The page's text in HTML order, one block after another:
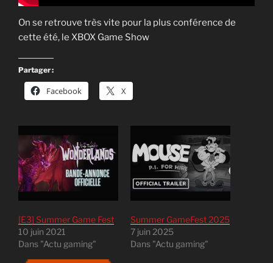
On se retrouve très vite pour la plus conférence de
cette été, le XBOX Game Show
Partager :
Facebook X
[E3] Summer Game Fest
10 juin 2021
Dans "Actu gaming"
Summer GameFest 2025
7 juin 2025
Dans "Actu gaming"